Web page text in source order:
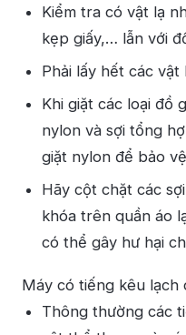
Kiểm tra có vật lạ
kẹp giấy,… lẫn với
Phải lấy hết các vật
Khi giặt các loại đồ
nylon và sợi tổng
giặt nylon để bảo
Hãy cột chặt các
khóa trên quần áo
có thể gây hư hại
Máy có tiếng kêu lạch
Thông thường các